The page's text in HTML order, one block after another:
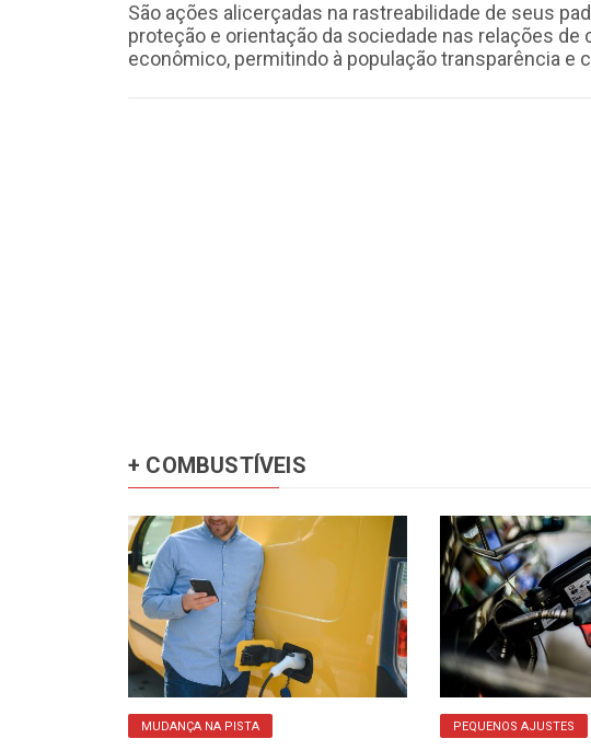
São ações alicerçadas na rastreabilidade de seus
proteção e orientação da sociedade nas relações
econômico, permitindo à população transparência e
+ COMBUSTÍVEIS
MUDANÇA NA PISTA PEQUENOS AJUSTES